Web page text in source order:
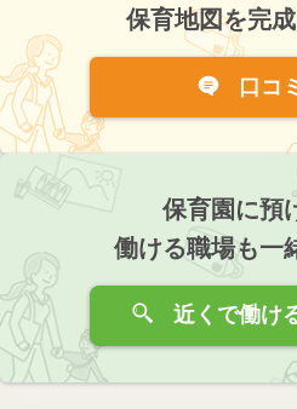
保育地図を完
口コ
保育園に預
働ける職場も一
近くで働け